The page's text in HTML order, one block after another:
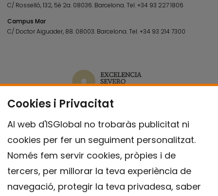
Cookies i Privacitat
Al web d'ISGlobal no trobaràs publicitat ni
cookies per fer un seguiment personalitzat.
Només fem servir cookies, pròpies i de
tercers, per millorar la teva experiència de
navegació, protegir la teva privadesa, saber
C/ Rosselló, 132, 5è 2a. 08036. Barcelona.Tel.+34 93 227 1806
Campus Mar
C/ Doctor Aiguader, 88. 08003. Barcelona.Tel.+34 93 214 7300